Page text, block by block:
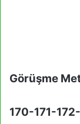
Görüşme
170-171-